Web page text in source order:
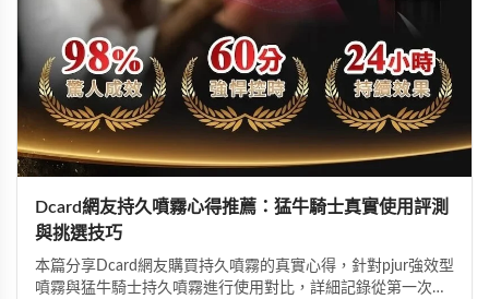
Dcard網友持久噴霧心得推薦：猛牛騎士真實使用評測
與挑選技巧
本篇分享Dcard網友購買持久噴霧的真實心得，針對pjur強效型
噴霧與猛牛騎士持久噴霧進行使用對比，詳細記錄從第一次使